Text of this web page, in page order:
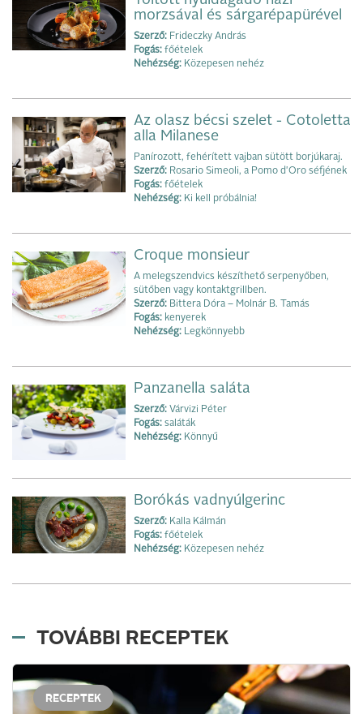
morzsával és sárgarépapürével
Szerző: Frideczky András
Fogás: főételek
Nehézség: Közepesen nehéz
Az olasz bécsi szelet - Cotoletta
alla Milanese
Panírozott, fehérített vajban sütött borjúkaraj.
Szerző: Rosario Simeoli, a Pomo d'Oro séfjének
Fogás: főételek
Nehézség: Ki kell próbálnia!
Croque monsieur
A melegszendvics készíthető serpenyőben,
sütőben vagy kontaktgrillben.
Szerző: Bittera Dóra – Molnár B. Tamás
Fogás: kenye‌rek
Nehézség: Legkönnyebb
Panzanella saláta
Szerző: Várvizi Péter
Fogás: saláták
Nehézség: Könnyű
Borókás vadnyúlgerinc
Szerző: Kalla Kálmán
Fogás: főételek
Nehézség: Közepesen nehéz
TOVÁBBI RECEPTEK
RECEPTEK